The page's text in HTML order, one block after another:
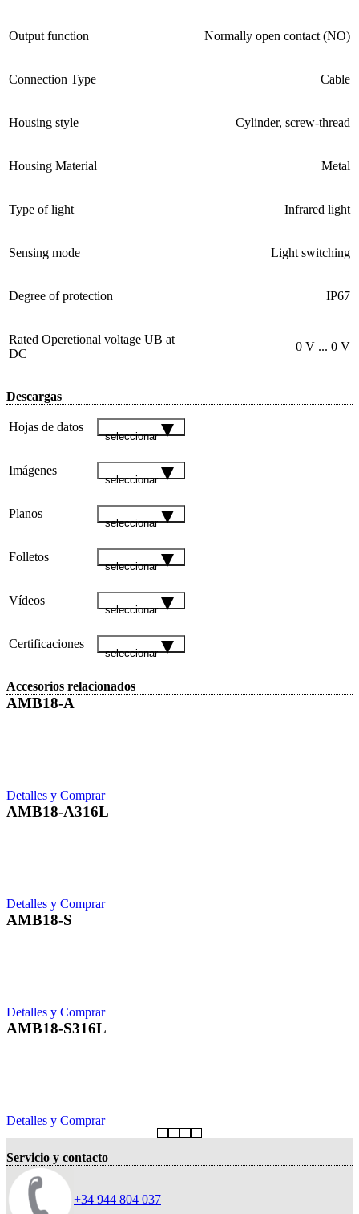
Output function Normally open contact (NO)
Connection Type Cable
Housing style Cylinder, screw-thread
Housing Material Metal
Type of light Infrared light
Sensing mode Light switching
Degree of protection IP67
Rated Operetional voltage UB at
DC
0 V ... 0 V
Descargas
Hojas de datos
seleccionar
Imágenes
seleccionar
Planos
seleccionar
Folletos
seleccionar
Vídeos
seleccionar
Certificaciones
seleccionar
Accesorios relacionados
AMB18-A
Detalles y Comprar
AMB18-A316L
Detalles y Comprar
AMB18-S
Detalles y Comprar
AMB18-S316L
Detalles y Comprar
Servicio y contacto
+34 944 804 037